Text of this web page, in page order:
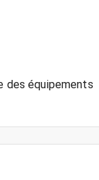
des équipements